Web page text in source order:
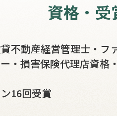
資格・受
貸不動産経営管理士 ・フ
・損害保険代理店資格
16回受賞